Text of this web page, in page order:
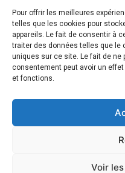
Pour offrir les meilleures
telles que les cookies pour
appareils. Le fait de consentir à
traiter des données telles que le
uniques sur ce site. Le fait de ne
consentement peut avoir un
et fonctions.
Voir